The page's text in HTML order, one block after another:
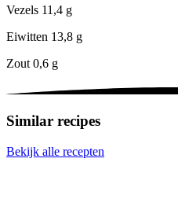
Vezels 11,4 g
Eiwitten 13,8 g
Zout0,6 g
Similar recipes
Bekijk alle recepten